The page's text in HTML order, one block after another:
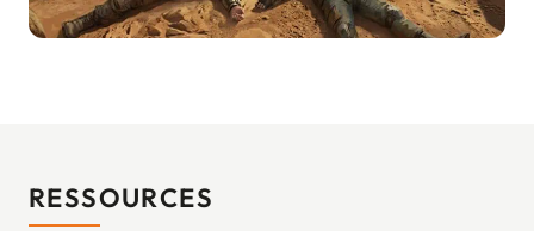
RESSOURCES